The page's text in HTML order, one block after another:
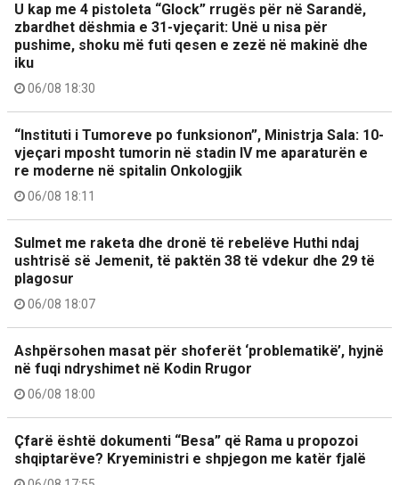
U kap me 4 pistoleta “Glock” rrugës për në Sarandë,
zbardhet dëshmia e 31-vjeçarit: Unë u nisa për
pushime, shoku më futi qesen e zezë në makinë dhe
iku
06/08 18:30
“Instituti i Tumoreve po funksionon”, Ministrja Sala: 10-
vjeçari mposht tumorin në stadin IV me aparaturën e
re moderne në spitalin Onkologjik
06/08 18:11
Sulmet me raketa dhe dronë të rebelëve Huthi ndaj
ushtrisë së Jemenit, të paktën 38 të vdekur dhe 29 të
plagosur
06/08 18:07
Ashpërsohen masat për shoferët ‘problematikë’, hyjnë
në fuqi ndryshimet në Kodin Rrugor
06/08 18:00
Çfarë është dokumenti “Besa” që Rama u propozoi
shqiptarëve? Kryeministri e shpjegon me katër fjalë